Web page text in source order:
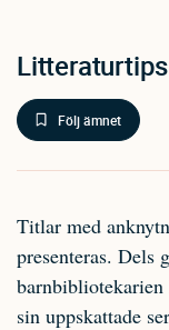
Följ ämnet
Titlar med
presenteras. Dels
sin uppskattade